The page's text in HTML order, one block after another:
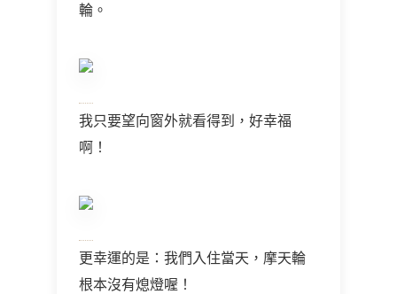
輪。
我只要望向窗外就看得到，好幸福
啊！
更幸運的是：我們入住當天，摩天輪
根本沒有熄燈喔！